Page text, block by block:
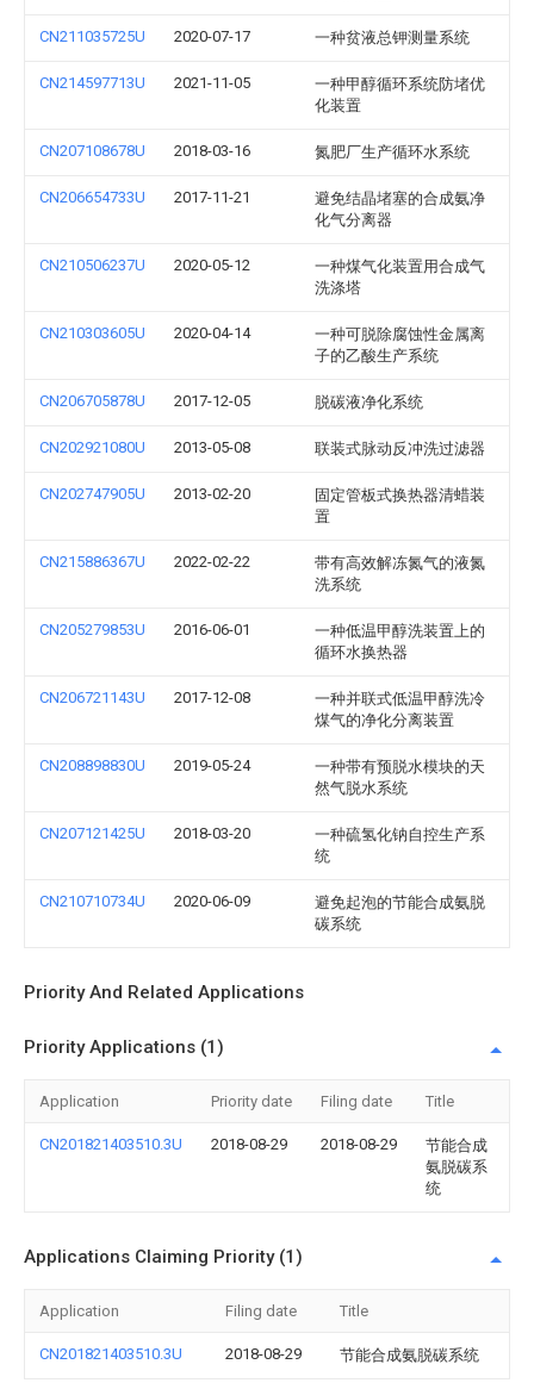
CN211035725U 2020-07-17 一种贫液总钾测量系统
CN214597713U 2021-11-05
一种甲醇循环系统防堵优
化装置
CN207108678U 2018-03-16 氮肥厂生产循环水系统
CN206654733U 2017-11-21
避免结晶堵塞的合成氨净
化气分离器
CN210506237U 2020-05-12
一种煤气化装置用合成气
洗涤塔
CN210303605U 2020-04-14
一种可脱除腐蚀性金属离
子的乙酸生产系统
CN206705878U 2017-12-05 脱碳液净化系统
CN202921080U 2013-05-08 联装式脉动反冲洗过滤器
CN202747905U 2013-02-20
固定管板式换热器清蜡装
置
CN215886367U 2022-02-22
带有高效解冻氮气的液氮
洗系统
CN205279853U 2016-06-01
一种低温甲醇洗装置上的
循环水换热器
CN206721143U 2017-12-08
一种并联式低温甲醇洗冷
煤气的净化分离装置
CN208898830U 2019-05-24
一种带有预脱水模块的天
然气脱水系统
CN207121425U 2018-03-20
一种硫氢化钠自控生产系
统
CN210710734U 2020-06-09
避免起泡的节能合成氨脱
碳系统
Priority And Related Applications
Priority Applications (1)
Application Priority date Filing date Title
CN201821403510.3U 2018-08-29 2018-08-29
节能合成
氨脱碳系
统
Applications Claiming Priority (1)
Application Filing date Title
CN201821403510.3U 2018-08-29 节能合成氨脱碳系统